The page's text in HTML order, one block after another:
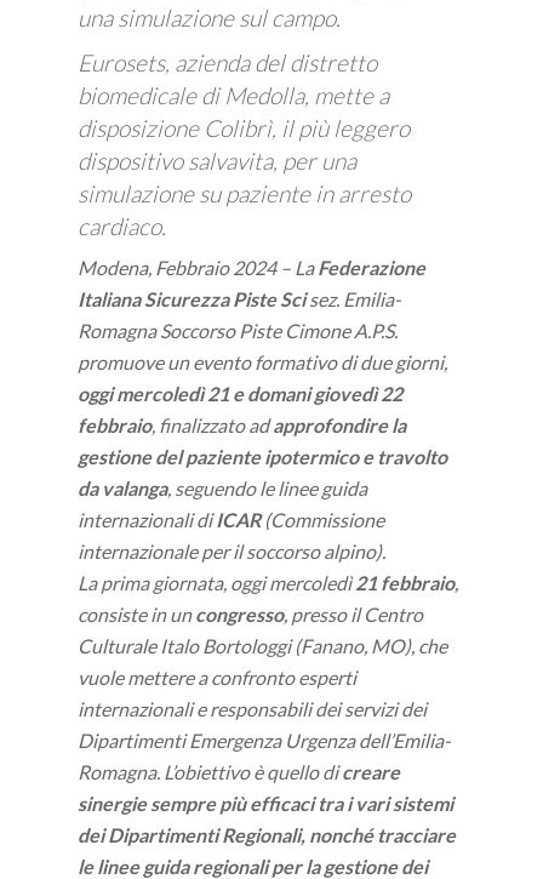
una simulazione sul campo.
Eurosets, azienda del distretto
biomedicale di Medolla, mette a
disposizione Colibrì, il più leggero
dispositivo salvavita, per una
simulazione su paziente in arresto
cardiaco.
Modena, Febbraio 2024 – LaFederazione
Italiana Sicurezza Piste Scisez. Emilia-
Romagna Soccorso Piste Cimone A.P.S.
promuove un evento formativo di due giorni,
oggi mercoledì 21 e domani giovedì 22
febbraio, finalizzato adapprofondire la
gestione del paziente ipotermico e travolto
da valanga, seguendo le linee guida
internazionali diICAR(Commissione
internazionale per il soccorso alpino).
La prima giornata, oggi mercoledì21 febbraio,
consiste in uncongresso, presso il Centro
Culturale Italo Bortologgi (Fanano, MO), che
vuole mettere a confronto esperti
internazionali e responsabili dei servizi dei
Dipartimenti Emergenza Urgenza dell’Emilia-
Romagna. L’obiettivo è quello dicreare
sinergie sempre più efficaci tra i vari sistemi
dei Dipartimenti Regionali, nonché tracciare
le linee guida regionali per la gestione dei